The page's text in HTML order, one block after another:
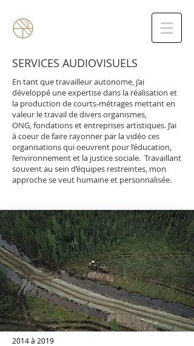
SERVICES AUDIOVISUELS
En tant que travailleur autonome, j’ai
développé une expertise dans la réalisation et
la production de courts-métrages mettant en
valeur le travail de divers organismes,
ONG, fondations et entreprises artistiques. J’ai
à coeur de faire rayonner par la vidéo ces
organisations qui oeuvrent pour l’éducation,
l’environnement et la justice sociale. Travaillant
souvent au sein d’équipes restreintes, mon
approche se veut humaine et personnalisée.
2014 à 2019